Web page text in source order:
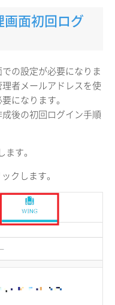
面初回ログ
の設定が必要になりま
者メールアドレスを使
になります。
後の初回ログイン手順
す。
クします。